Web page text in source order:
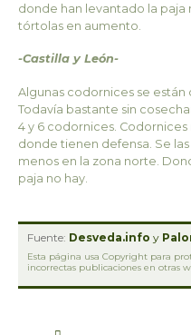
donde han levantado la paja
tórtolas en aumento.
-Castilla y León-
Algunas codornices se están
Todavía bastante sin
4 y 6 codornices. Codornices
donde tienen defensa. Se
menos en la zona norte.
paja no hay.
Fuente: Desveda.info y
Esta página usa Copyright para
incorrectas publicaciones en otras